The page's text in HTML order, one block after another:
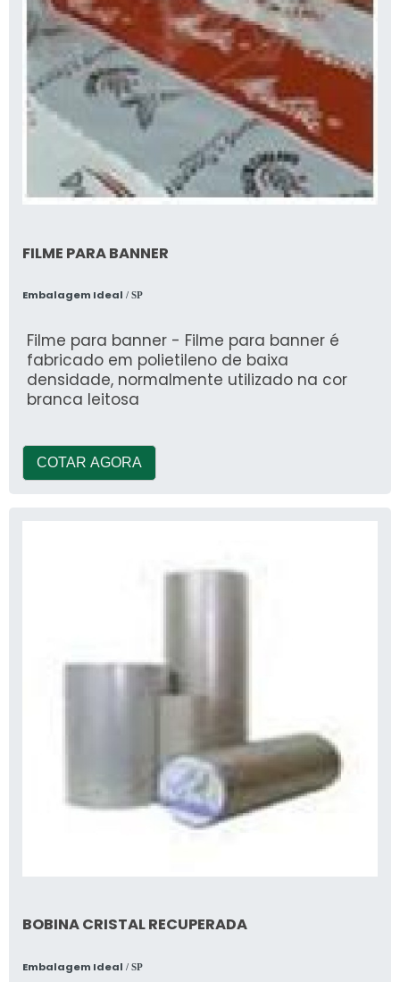
FILME PARA BANNER
Embalagem Ideal / SP
Filme para banner - Filme para banner é
fabricado em polietileno de baixa
densidade, normalmente utilizado na cor
branca leitosa
COTAR AGORA
BOBINA CRISTAL RECUPERADA
Embalagem Ideal / SP